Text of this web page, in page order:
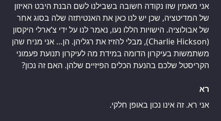
אני מאמין שזו נקודה חשובה בשבילנו לשם הבנת היבט האיזון
של המדיטציה, שכן יש לנו כאן את האנטיתזה שלה בסוג אחר
של אבולוציה. הישויות הללו נעו, נאמר לנו על ידי צ’ארלי היקסון
(Charlie Hickson), מבלי להזיז את רגליהן. הן… אני מניח שהן
משתמשות בעיקרון הדומה במידת מה לעיקרון תנועת פעמוני
הקריסטל שלכם בהנעת הכלים הפיזיים שלהן. האם זה נכון?
רא
אני רא. זה אינו נכון באופן חלקי.